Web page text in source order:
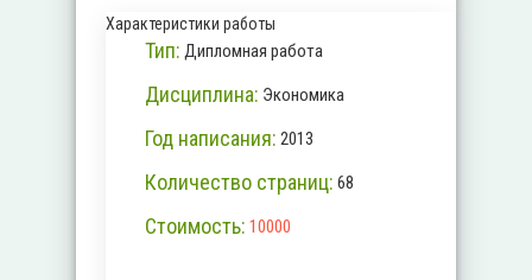
Характеристики работы
Тип: Дипломная работа
Дисциплина: Экономика
Год написания: 2013
Количество страниц: 68
Стоимость: 10000